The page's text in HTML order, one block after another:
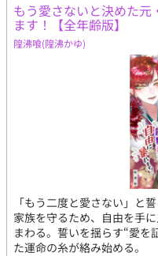
もう愛さないと決めた
ます！【全年齢版】
隍沸喰(隍沸かゆ)
「もう二度と愛さない」と
家族を守るため、自由を手
まわる。誓いを揺らす“愛を
た運命の糸が絡み始める。